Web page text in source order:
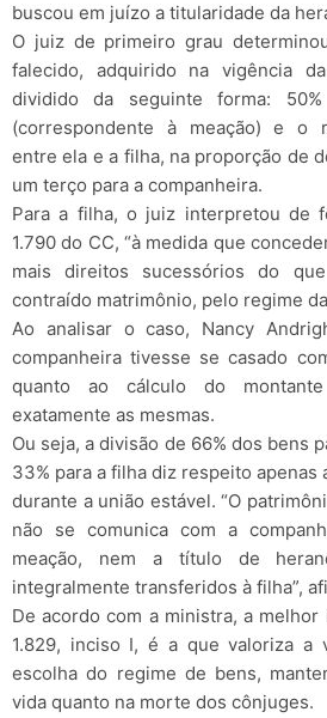
buscou em juízo a titularidade da
O juiz de primeiro grau
falecido, adquirido na vigência
dividido da seguinte forma:
(correspondente à meação) e o
entre ela e a filha, na proporção de
um terço para a companheira.
Para a filha, o juiz interpretou de
1.790 do CC, “à medida que
mais direitos sucessórios do
contraído matrimônio, pelo regime
Ao analisar o caso, Nancy
companheira tivesse se casado
quanto ao cálculo do
exatamente as mesmas.
Ou seja, a divisão de 66% dos bens
33% para a filha diz respeito
durante a união estável. “O
não se comunica com a
meação, nem a título de
integralmente transferidos à filha”,
De acordo com a ministra, a
1.829, inciso I, é a que valoriza a
escolha do regime de bens,
vida quanto na morte dos cônjuges.